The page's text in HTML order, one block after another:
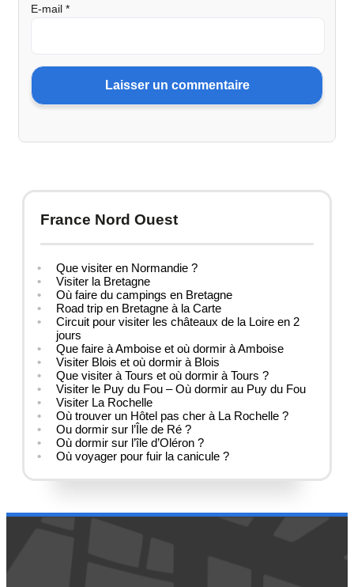
E-mail *
France Nord Ouest
Que visiter en Normandie ?
Visiter la Bretagne
Où faire du campings en Bretagne
Road trip en Bretagne à la Carte
Circuit pour visiter les châteaux de la Loire en 2
jours
Que faire à Amboise et où dormir à Amboise
Visiter Blois et où dormir à Blois
Que visiter à Tours et où dormir à Tours ?
Visiter le Puy du Fou – Où dormir au Puy du Fou
Visiter La Rochelle
Où trouver un Hôtel pas cher à La Rochelle ?
Ou dormir sur l’Île de Ré ?
Où dormir sur l’île d’Oléron ?
Où voyager pour fuir la canicule ?